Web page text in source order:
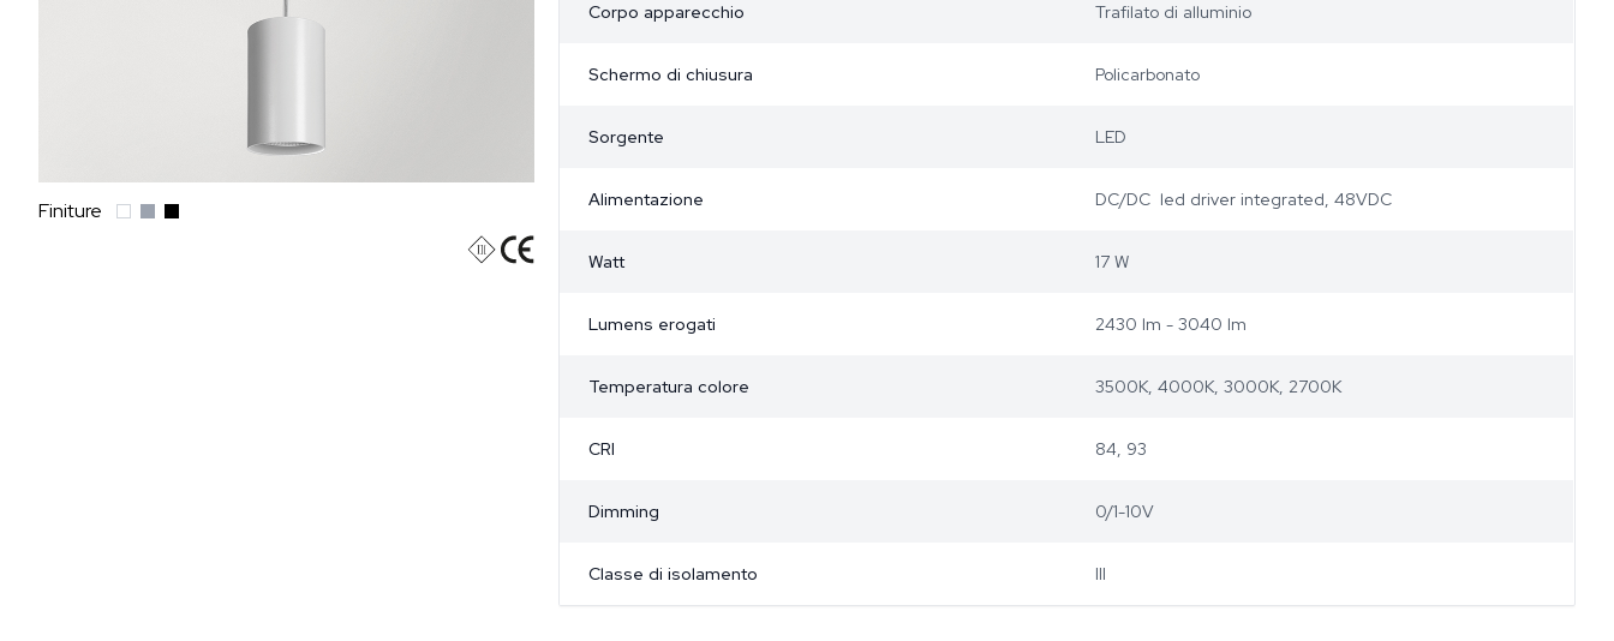
Finiture
Corpo apparecchio Trafilato di alluminio
Schermo di chiusura Policarbonato
Sorgente LED
Alimentazione DC/DC led driver integrated, 48VDC
Watt 17 W
Lumens erogati 2430 lm - 3040 lm
Temperatura colore 3500K, 4000K, 3000K, 2700K
CRI 84, 93
Dimming 0/1-10V
Classe di isolamento III